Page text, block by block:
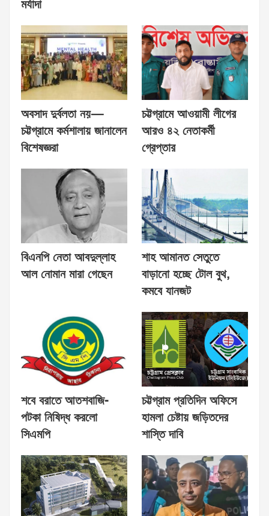
মর্যাদা
অবসাদ দুর্বলতা নয়—
চট্টগ্রামে কর্মশালায় জানালেন
বিশেষজ্ঞরা
চট্টগ্রামে আওয়ামী লীগের
আরও ৪২ নেতাকর্মী
গ্রেপ্তার
বিএনপি নেতা আবদুল্লাহ
আল নোমান মারা গেছেন
শাহ আমানত সেতুতে
বাড়ানো হচ্ছে টোল বুথ,
কমবে যানজট
শবে বরাতে আতশবাজি-
পটকা নিষিদ্ধ করলো
সিএমপি
চট্টগ্রাম প্রতিদিন অফিসে
হামলা চেষ্টায় জড়িতদের
শাস্তি দাবি